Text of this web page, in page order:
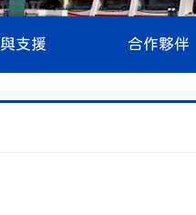
支援 合作夥伴